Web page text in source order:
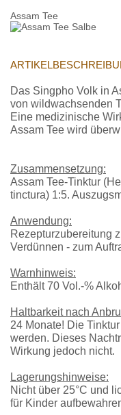
Assam Tee
Das Singpho Volk in
von wildwachsenden
Eine medizinische
Assam Tee wird
Zusammensetzung:
Assam Tee-Tinktur
tinctura) 1:5.
Anwendung:
Rezepturzubereitung
Verdünnen - zum
Warnhinweis:
Enthält 70 Vol.-%
Haltbarkeit nach
24 Monate! Die
werden. Dieses
Wirkung jedoch nicht.
Lagerungshinweise:
Nicht über 25°C und
für Kinder